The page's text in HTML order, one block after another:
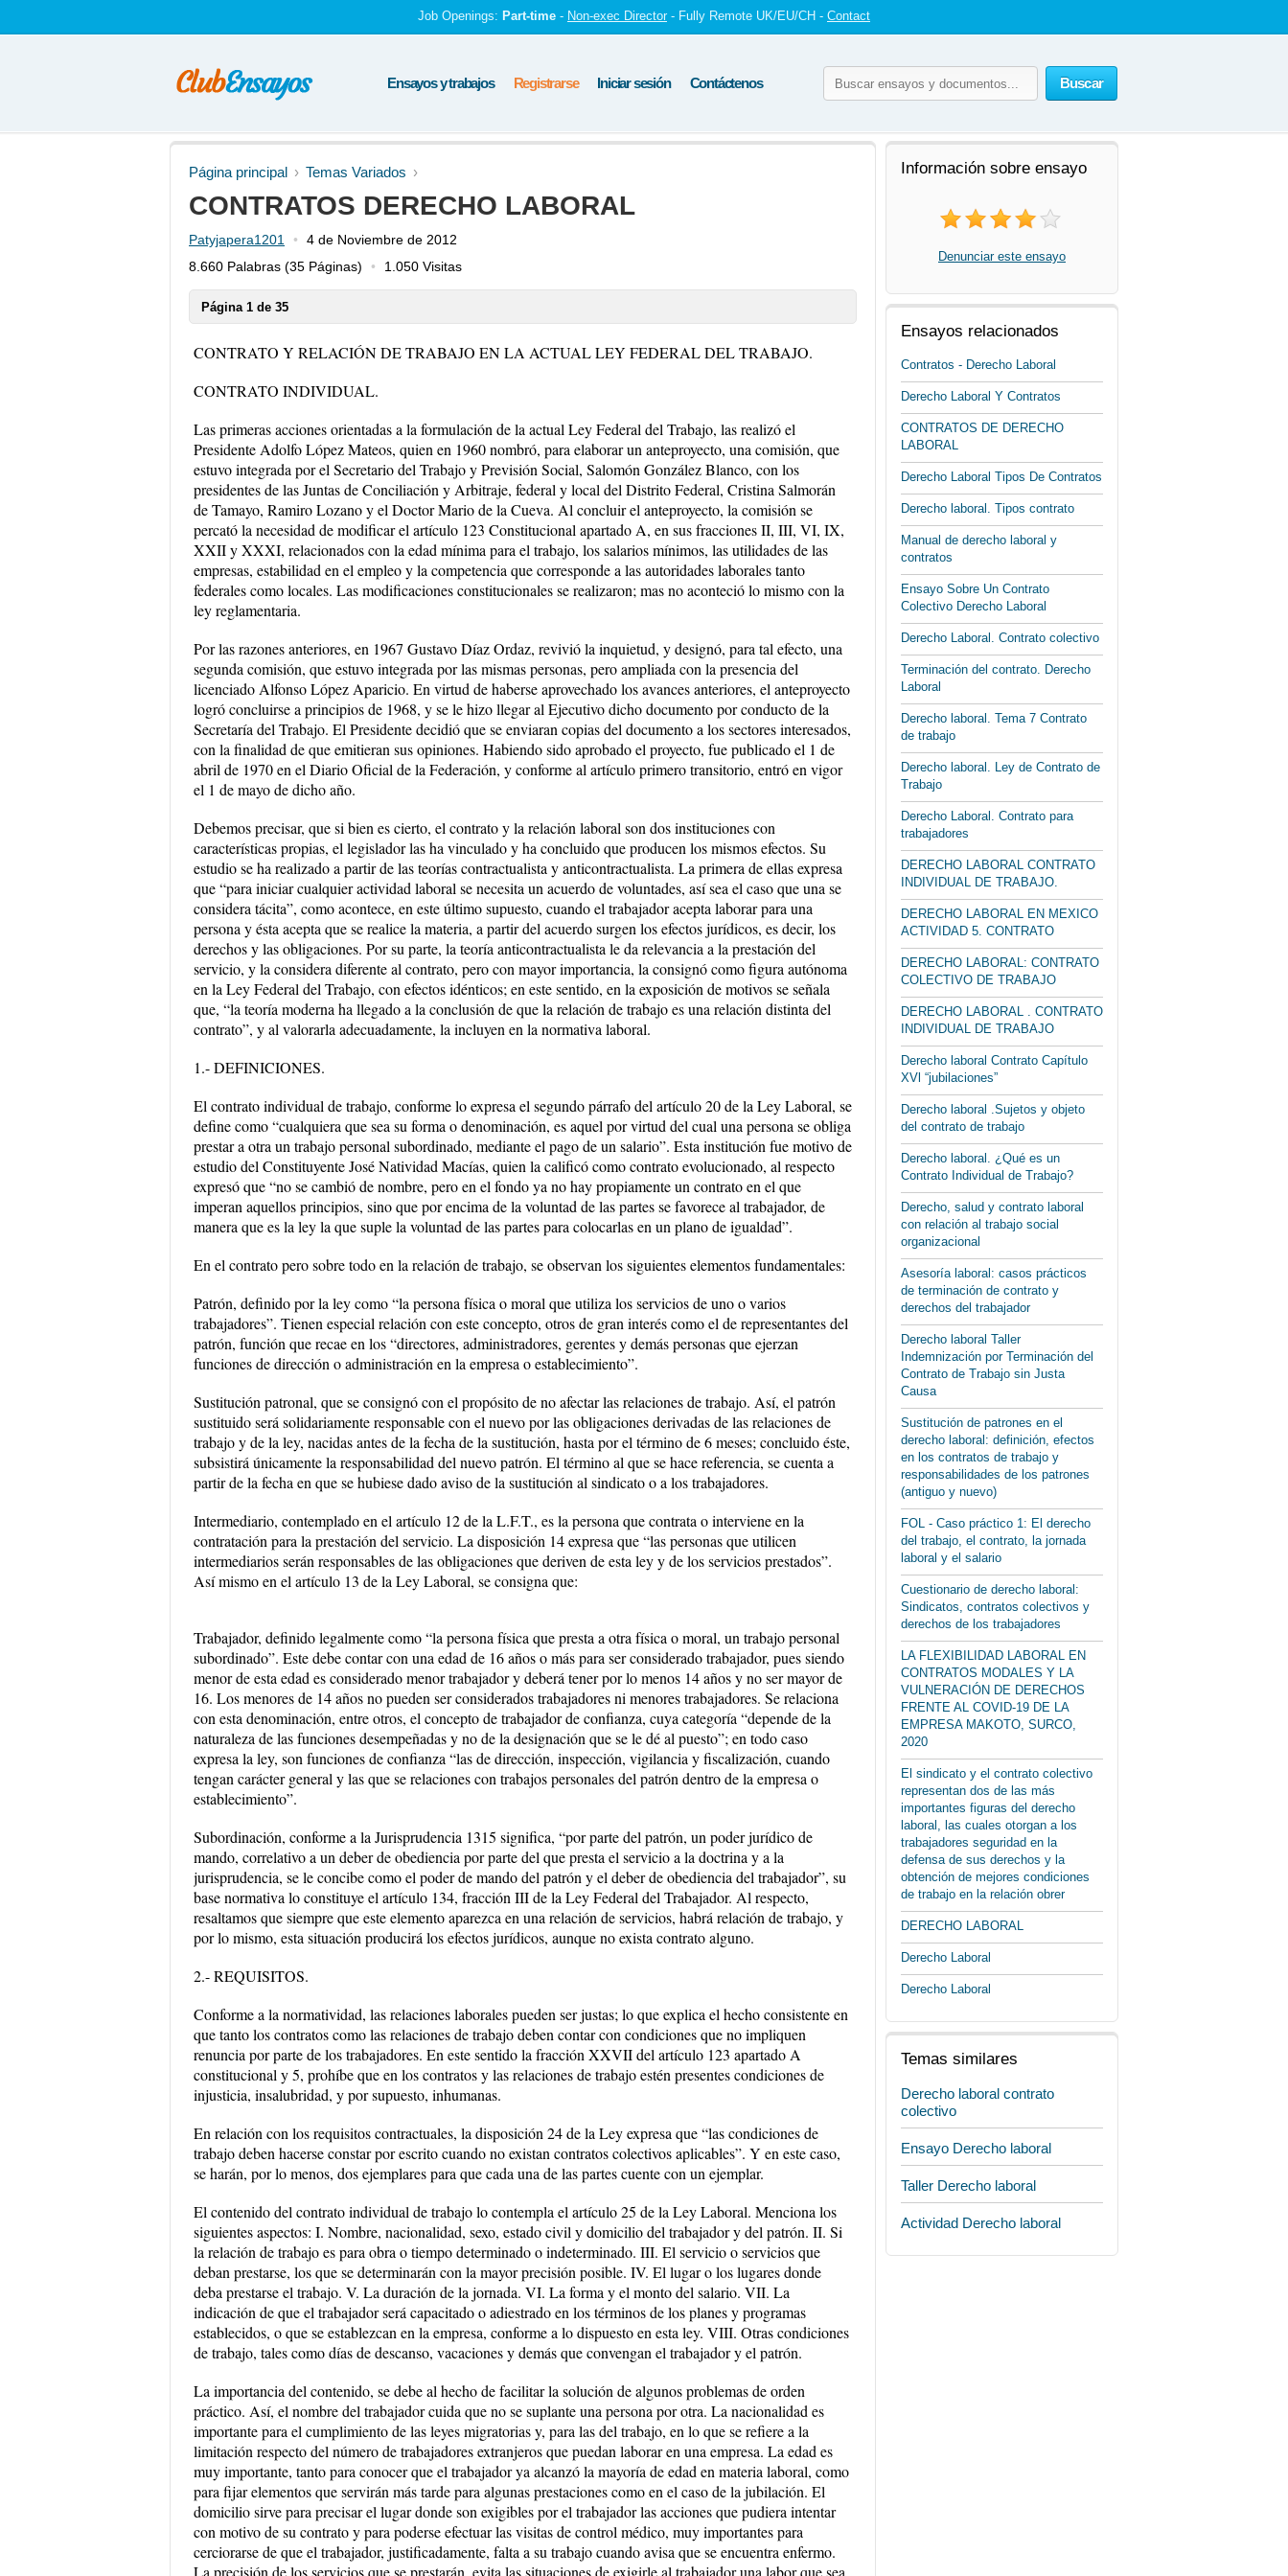
Job Openings: Part-time - Non-exec Director - Fully Remote UK/EU/CH - Contact
Buscar
Ensayos y trabajos Registrarse Iniciar sesión Contáctenos
Página principal Temas Variados
CONTRATOS DERECHO LABORAL
Patyjapera1201
4 de Noviembre de 2012
8.660 Palabras (35 Páginas) 1.050 Visitas
Página 1 de 35
CONTRATO Y RELACIÓN DE TRABAJO EN LA ACTUAL LEY FEDERAL DEL TRABAJO.
CONTRATO INDIVIDUAL.
Las primeras acciones orientadas a la formulación de la actual Ley Federal del Trabajo, las realizó el
Presidente Adolfo López Mateos, quien en 1960 nombró, para elaborar un anteproyecto, una comisión, que
estuvo integrada por el Secretario del Trabajo y Previsión Social, Salomón González Blanco, con los
presidentes de las Juntas de Conciliación y Arbitraje, federal y local del Distrito Federal, Cristina Salmorán
de Tamayo, Ramiro Lozano y el Doctor Mario de la Cueva. Al concluir el anteproyecto, la comisión se
percató la necesidad de modificar el artículo 123 Constitucional apartado A, en sus fracciones II, III, VI, IX,
XXII y XXXI, relacionados con la edad mínima para el trabajo, los salarios mínimos, las utilidades de las
empresas, estabilidad en el empleo y la competencia que corresponde a las autoridades laborales tanto
federales como locales. Las modificaciones constitucionales se realizaron; mas no aconteció lo mismo con la
ley reglamentaria.
Por las razones anteriores, en 1967 Gustavo Díaz Ordaz, revivió la inquietud, y designó, para tal efecto, una
segunda comisión, que estuvo integrada por las mismas personas, pero ampliada con la presencia del
licenciado Alfonso López Aparicio. En virtud de haberse aprovechado los avances anteriores, el anteproyecto
logró concluirse a principios de 1968, y se le hizo llegar al Ejecutivo dicho documento por conducto de la
Secretaría del Trabajo. El Presidente decidió que se enviaran copias del documento a los sectores interesados,
con la finalidad de que emitieran sus opiniones. Habiendo sido aprobado el proyecto, fue publicado el 1 de
abril de 1970 en el Diario Oficial de la Federación, y conforme al artículo primero transitorio, entró en vigor
el 1 de mayo de dicho año.
Debemos precisar, que si bien es cierto, el contrato y la relación laboral son dos instituciones con
características propias, el legislador las ha vinculado y ha concluido que producen los mismos efectos. Su
estudio se ha realizado a partir de las teorías contractualista y anticontractualista. La primera de ellas expresa
que “para iniciar cualquier actividad laboral se necesita un acuerdo de voluntades, así sea el caso que una se
considera tácita”, como acontece, en este último supuesto, cuando el trabajador acepta laborar para una
persona y ésta acepta que se realice la materia, a partir del acuerdo surgen los efectos jurídicos, es decir, los
derechos y las obligaciones. Por su parte, la teoría anticontractualista le da relevancia a la prestación del
servicio, y la considera diferente al contrato, pero con mayor importancia, la consignó como figura autónoma
en la Ley Federal del Trabajo, con efectos idénticos; en este sentido, en la exposición de motivos se señala
que, “la teoría moderna ha llegado a la conclusión de que la relación de trabajo es una relación distinta del
contrato”, y al valorarla adecuadamente, la incluyen en la normativa laboral.
1.- DEFINICIONES.
El contrato individual de trabajo, conforme lo expresa el segundo párrafo del artículo 20 de la Ley Laboral, se
define como “cualquiera que sea su forma o denominación, es aquel por virtud del cual una persona se obliga
prestar a otra un trabajo personal subordinado, mediante el pago de un salario”. Esta institución fue motivo de
estudio del Constituyente José Natividad Macías, quien la calificó como contrato evolucionado, al respecto
expresó que “no se cambió de nombre, pero en el fondo ya no hay propiamente un contrato en el que
imperan aquellos principios, sino que por encima de la voluntad de las partes se favorece al trabajador, de
manera que es la ley la que suple la voluntad de las partes para colocarlas en un plano de igualdad”.
En el contrato pero sobre todo en la relación de trabajo, se observan los siguientes elementos fundamentales:
Patrón, definido por la ley como “la persona física o moral que utiliza los servicios de uno o varios
trabajadores”. Tienen especial relación con este concepto, otros de gran interés como el de representantes del
patrón, función que recae en los “directores, administradores, gerentes y demás personas que ejerzan
funciones de dirección o administración en la empresa o establecimiento”.
Sustitución patronal, que se consignó con el propósito de no afectar las relaciones de trabajo. Así, el patrón
sustituido será solidariamente responsable con el nuevo por las obligaciones derivadas de las relaciones de
trabajo y de la ley, nacidas antes de la fecha de la sustitución, hasta por el término de 6 meses; concluido éste,
subsistirá únicamente la responsabilidad del nuevo patrón. El término al que se hace referencia, se cuenta a
partir de la fecha en que se hubiese dado aviso de la sustitución al sindicato o a los trabajadores.
Intermediario, contemplado en el artículo 12 de la L.F.T., es la persona que contrata o interviene en la
contratación para la prestación del servicio. La disposición 14 expresa que “las personas que utilicen
intermediarios serán responsables de las obligaciones que deriven de esta ley y de los servicios prestados”.
Así mismo en el artículo 13 de la Ley Laboral, se consigna que:
Trabajador, definido legalmente como “la persona física que presta a otra física o moral, un trabajo personal
subordinado”. Este debe contar con una edad de 16 años o más para ser considerado trabajador, pues siendo
menor de esta edad es considerado menor trabajador y deberá tener por lo menos 14 años y no ser mayor de
16. Los menores de 14 años no pueden ser considerados trabajadores ni menores trabajadores. Se relaciona
con esta denominación, entre otros, el concepto de trabajador de confianza, cuya categoría “depende de la
naturaleza de las funciones desempeñadas y no de la designación que se le dé al puesto”; en todo caso
expresa la ley, son funciones de confianza “las de dirección, inspección, vigilancia y fiscalización, cuando
tengan carácter general y las que se relaciones con trabajos personales del patrón dentro de la empresa o
establecimiento”.
Subordinación, conforme a la Jurisprudencia 1315 significa, “por parte del patrón, un poder jurídico de
mando, correlativo a un deber de obediencia por parte del que presta el servicio a la doctrina y a la
jurisprudencia, se le concibe como el poder de mando del patrón y el deber de obediencia del trabajador”, su
base normativa lo constituye el artículo 134, fracción III de la Ley Federal del Trabajador. Al respecto,
resaltamos que siempre que este elemento aparezca en una relación de servicios, habrá relación de trabajo, y
por lo mismo, esta situación producirá los efectos jurídicos, aunque no exista contrato alguno.
2.- REQUISITOS.
Conforme a la normatividad, las relaciones laborales pueden ser justas; lo que explica el hecho consistente en
que tanto los contratos como las relaciones de trabajo deben contar con condiciones que no impliquen
renuncia por parte de los trabajadores. En este sentido la fracción XXVII del artículo 123 apartado A
constitucional y 5, prohíbe que en los contratos y las relaciones de trabajo estén presentes condiciones de
injusticia, insalubridad, y por supuesto, inhumanas.
En relación con los requisitos contractuales, la disposición 24 de la Ley expresa que “las condiciones de
trabajo deben hacerse constar por escrito cuando no existan contratos colectivos aplicables”. Y en este caso,
se harán, por lo menos, dos ejemplares para que cada una de las partes cuente con un ejemplar.
El contenido del contrato individual de trabajo lo contempla el artículo 25 de la Ley Laboral. Menciona los
siguientes aspectos: I. Nombre, nacionalidad, sexo, estado civil y domicilio del trabajador y del patrón. II. Si
la relación de trabajo es para obra o tiempo determinado o indeterminado. III. El servicio o servicios que
deban prestarse, los que se determinarán con la mayor precisión posible. IV. El lugar o los lugares donde
deba prestarse el trabajo. V. La duración de la jornada. VI. La forma y el monto del salario. VII. La
indicación de que el trabajador será capacitado o adiestrado en los términos de los planes y programas
establecidos, o que se establezcan en la empresa, conforme a lo dispuesto en esta ley. VIII. Otras condiciones
de trabajo, tales como días de descanso, vacaciones y demás que convengan el trabajador y el patrón.
La importancia del contenido, se debe al hecho de facilitar la solución de algunos problemas de orden
práctico. Así, el nombre del trabajador cuida que no se suplante una persona por otra. La nacionalidad es
importante para el cumplimiento de las leyes migratorias y, para las del trabajo, en lo que se refiere a la
limitación respecto del número de trabajadores extranjeros que puedan laborar en una empresa. La edad es
muy importante, tanto para conocer que el trabajador ya alcanzó la mayoría de edad en materia laboral, como
para fijar elementos que servirán más tarde para algunas prestaciones como en el caso de la jubilación. El
domicilio sirve para precisar el lugar donde son exigibles por el trabajador las acciones que pudiera intentar
con motivo de su contrato y para poderse efectuar las visitas de control médico, muy importantes para
cerciorarse de que el trabajador, justificadamente, falta a su trabajo cuando avisa que se encuentra enfermo.
La precisión de los servicios que se prestarán, evita las situaciones de exigirle al trabajador una labor que sea
Información sobre ensayo
Denunciar este ensayo
Ensayos relacionados
Contratos - Derecho Laboral
Derecho Laboral Y Contratos
CONTRATOS DE DERECHO
LABORAL
Derecho Laboral Tipos De Contratos
Derecho laboral. Tipos contrato
Manual de derecho laboral y
contratos
Ensayo Sobre Un Contrato
Colectivo Derecho Laboral
Derecho Laboral. Contrato colectivo
Terminación del contrato. Derecho
Laboral
Derecho laboral. Tema 7 Contrato
de trabajo
Derecho laboral. Ley de Contrato de
Trabajo
Derecho Laboral. Contrato para
trabajadores
DERECHO LABORAL CONTRATO
INDIVIDUAL DE TRABAJO.
DERECHO LABORAL EN MEXICO
ACTIVIDAD 5. CONTRATO
DERECHO LABORAL: CONTRATO
COLECTIVO DE TRABAJO
DERECHO LABORAL . CONTRATO
INDIVIDUAL DE TRABAJO
Derecho laboral Contrato Capítulo
XVl “jubilaciones”
Derecho laboral .Sujetos y objeto
del contrato de trabajo
Derecho laboral. ¿Qué es un
Contrato Individual de Trabajo?
Derecho, salud y contrato laboral
con relación al trabajo social
organizacional
Asesoría laboral: casos prácticos
de terminación de contrato y
derechos del trabajador
Derecho laboral Taller
Indemnización por Terminación del
Contrato de Trabajo sin Justa
Causa
Sustitución de patrones en el
derecho laboral: definición, efectos
en los contratos de trabajo y
responsabilidades de los patrones
(antiguo y nuevo)
FOL - Caso práctico 1: El derecho
del trabajo, el contrato, la jornada
laboral y el salario
Cuestionario de derecho laboral:
Sindicatos, contratos colectivos y
derechos de los trabajadores
LA FLEXIBILIDAD LABORAL EN
CONTRATOS MODALES Y LA
VULNERACIÓN DE DERECHOS
FRENTE AL COVID-19 DE LA
EMPRESA MAKOTO, SURCO,
2020
El sindicato y el contrato colectivo
representan dos de las más
importantes figuras del derecho
laboral, las cuales otorgan a los
trabajadores seguridad en la
defensa de sus derechos y la
obtención de mejores condiciones
de trabajo en la relación obrer
DERECHO LABORAL
Derecho Laboral
Derecho Laboral
Temas similares
Derecho laboral contrato
colectivo
Ensayo Derecho laboral
Taller Derecho laboral
Actividad Derecho laboral